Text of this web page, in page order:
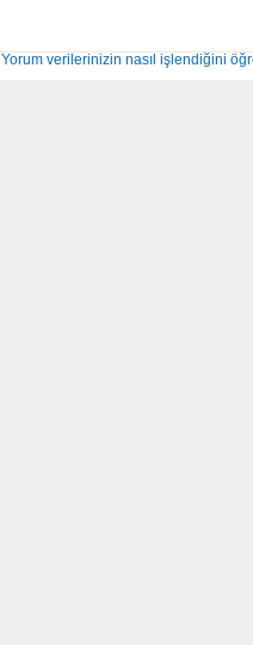
Yorum verilerinizin nasıl işlendiğini